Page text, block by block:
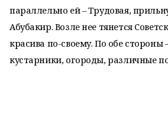
параллельно ей – Трудовая,
Абубакир. Возле нее тянется
красива по-своему. По обе стороны
кустарники, огороды, различные